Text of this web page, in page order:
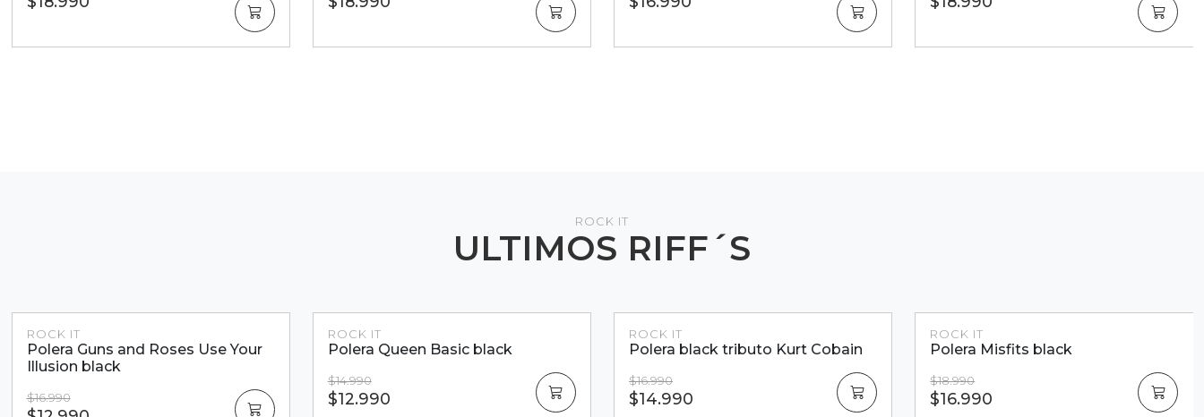
ROCK IT
ULTIMOS RIFF´S
ROCK IT
Polera Queen Basic black
$12.990
ROCK IT
Polera black tributo Kurt Cobain
$16.990
$14.990
ROCK IT
Polera Misfits black
$18.990
$16.990
ROCK IT
Polera Bowie Style
$16.990
$12.990